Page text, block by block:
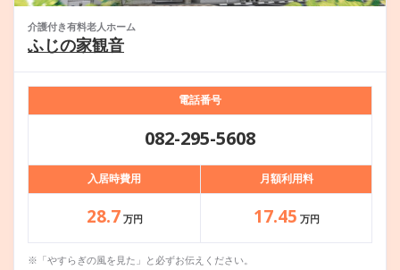
介護付き有料老人ホーム
ふじの家観音
電話番号
082-295-5608
入居時費用 月額利用料
28.7 万円 17.45 万円
※「やすらぎの風を見た」と必ずお伝えください。